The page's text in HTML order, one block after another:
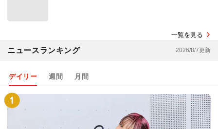
一覧を見る
ニュースランキング 2026/8/7更新
デイリー 週間 月間